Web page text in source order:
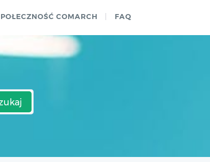
COMARCH FAQ